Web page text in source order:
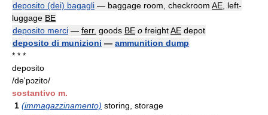
deposito (dei) bagagli — baggage room, checkroom AE, left-
luggage BE
deposito merci — ferr. goods BE o freightAE depot
deposito di munizioni — ammunition dump
* * *
deposito
/de'pɔzito/
sostantivo m.
1 (immagazzinamento) storing, storage